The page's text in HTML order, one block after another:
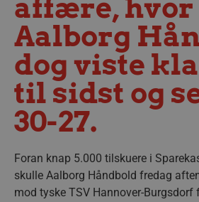
affære, hvor
Aalborg
dog viste
til sidst og
30-27.
Foran knap 5.000 tilskuere i
skulle Aalborg Håndbold fredag
mod tyske TSV Hannover-